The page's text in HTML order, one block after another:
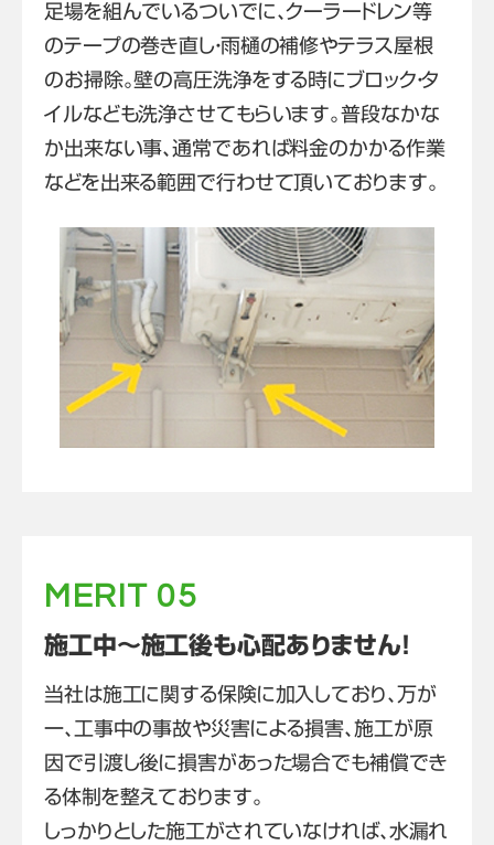
足場を組んでいるついでに、クーラードレン等
のテープの巻き直し・雨樋の補修やテラス屋根
のお掃除。壁の高圧洗浄をする時にブロック・タ
イルなども洗浄させてもらいます。普段なかな
か出来ない事、通常であれば料金のかかる作業
などを出来る範囲で行わせて頂いております。
MERIT 05
施工中～施工後も心配ありません！
当社は施工に関する保険に加入しており、万が
一、工事中の事故や災害による損害、施工が原
因で引渡し後に損害があった場合でも補償でき
る体制を整えております。
しっかりとした施工がされていなければ、水漏れ